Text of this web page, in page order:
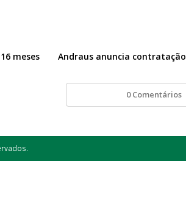
meses Andraus anuncia contratação
0 Comentários